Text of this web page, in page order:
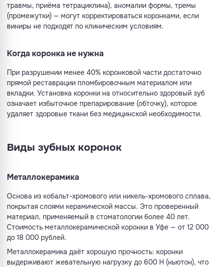
травмы, приёма тетрациклина), аномалии формы, тремы
(промежутки) — могут корректироваться коронками, если
виниры не подходят по клиническим условиям.
Когда коронка не нужна
При разрушении менее 40% коронковой части достаточно
прямой реставрации пломбировочным материалом или
вкладки. Установка коронки на относительно здоровый зуб
означает избыточное препарирование (обточку), которое
удаляет здоровые ткани без медицинской необходимости.
Виды зубных коронок
Металлокерамика
Основа из кобальт-хромового или никель-хромового сплава,
покрытая слоями керамической массы. Это проверенный
материал, применяемый в стоматологии более 40 лет.
Стоимость металлокерамической коронки в Уфе — от 12 000
до 18 000 рублей.
Металлокерамика даёт хорошую прочность: коронки
выдерживают жевательную нагрузку до 600 Н (ньютон), что